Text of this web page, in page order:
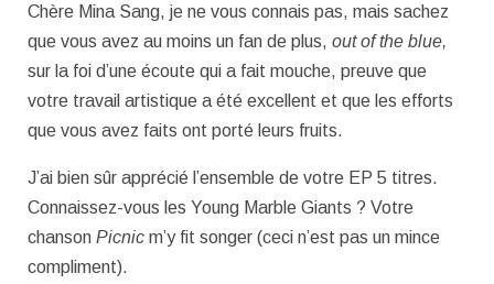
Chère Mina Sang, je ne vous connais pas, mais sachez
que vous avez au moins un fan de plus, out of the blue,
sur la foi d’une écoute qui a fait mouche, preuve que
votre travail artistique a été excellent et que les efforts
que vous avez faits ont porté leurs fruits.
J’ai bien sûr apprécié l’ensemble de votre EP 5 titres.
Connaissez-vous les Young Marble Giants ? Votre
chanson Picnic m’y fit songer (ceci n’est pas un mince
compliment).